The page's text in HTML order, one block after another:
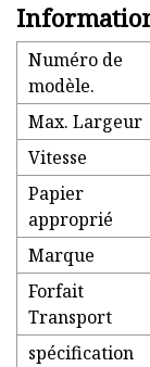
Numéro de
modèle.
Max. Largeur
Vitesse
Papier
approprié
Marque
Forfait
Transport
spécification